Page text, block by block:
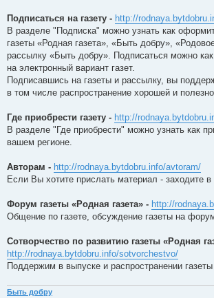
Подписаться на газету - http://
В разделе "Подписка" можно узнать как
газеты «Родная газета», «Быть добру»,
рассылку «Быть добру». Подписаться можно
на электронный вариант газет.
Подписавшись на газеты и рассылку, вы
в том числе распространение хорошей и
Где приобрести газету - http://
В разделе "Где приобрести" можно узнать как
вашем регионе.
Авторам - http://rodnaya.bytdobru.info/avtoram/
Если Вы хотите прислать материал - заходите
Форум газеты «Родная газета» - http://
Общение по газете, обсуждение газеты на
Сотворчество по развитию газеты «Родная
http://rodnaya.bytdobru.info/sotvorchestvo/
Поддержим в выпуске и распространении
Быть добру